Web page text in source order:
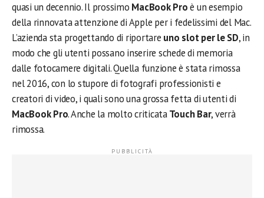
quasi un decennio. Il prossimo MacBook Proè un esempio
della rinnovata attenzione di Apple per i fedelissimi del Mac.
L’azienda sta progettando di riportare uno slot per le SD, in
modo che gli utenti possano inserire schede di memoria
dalle fotocamere digitali. Quella funzione è stata rimossa
nel 2016, con lo stupore di fotografi professionisti e
creatori di video, i quali sono una grossa fetta di utenti di
MacBook Pro. Anche la molto criticataTouch Bar, verrà
rimossa.